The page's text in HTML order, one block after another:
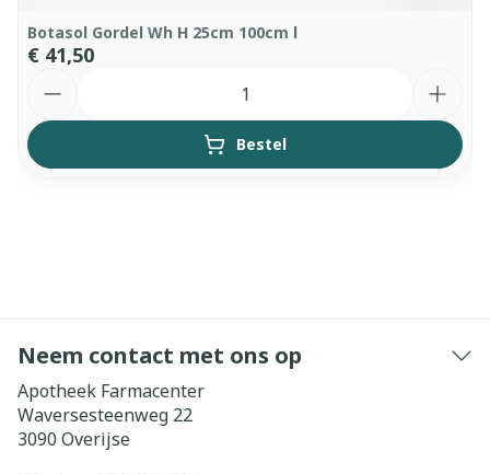
Botasol Gordel Wh H 25cm 100cm l
€ 41,50
Bestel
Neem contact met ons op
Apotheek Farmacenter
Waversesteenweg 22
3090 Overijse